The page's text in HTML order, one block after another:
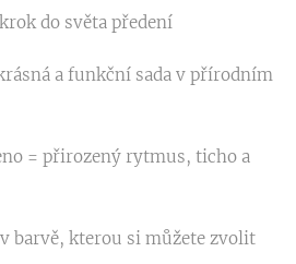
do světa předení
a funkční sada v přírodním
= přirozený rytmus, ticho a
barvě, kterou si můžete zvolit